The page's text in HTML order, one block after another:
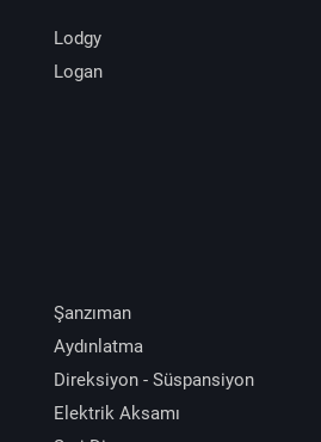
Lodgy
Logan
Şanzıman
Aydınlatma
Direksiyon - Süspansiyon
Elektrik Aksamı